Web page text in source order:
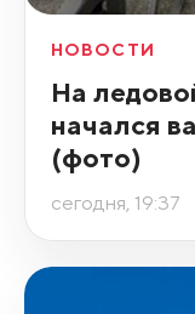
НОВОСТИ
На
начался
(фото)
сегодня, 19:37